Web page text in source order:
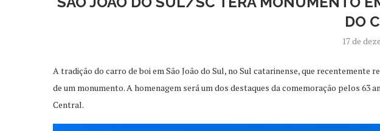
DO
17 de
A tradição do carro de boi em São João do Sul, no Sul catarinense, que
de um monumento. A homenagem será um dos destaques da comemoração pelos
Central.